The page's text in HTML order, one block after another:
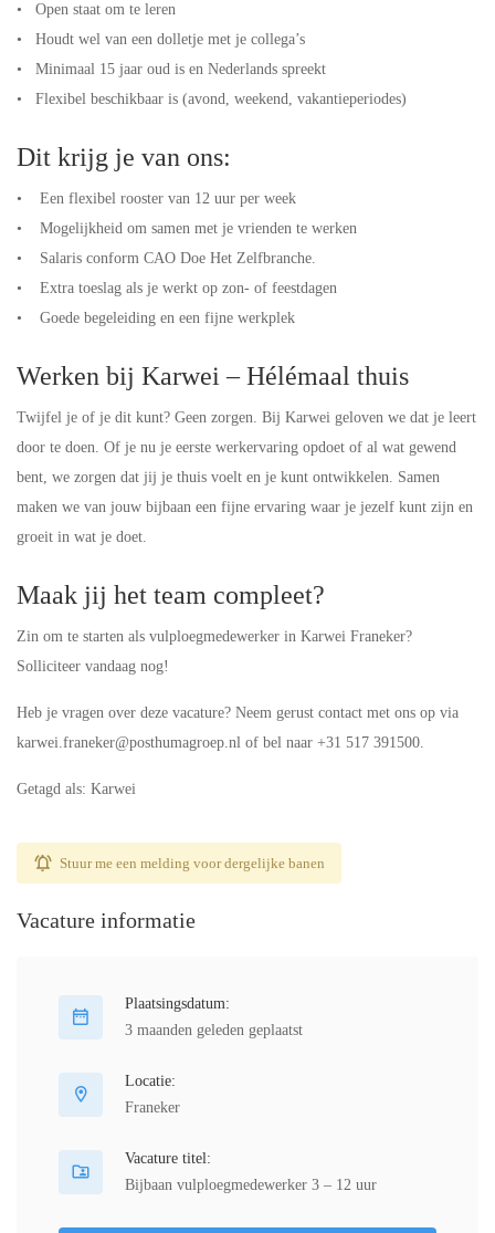
• Open staat om te leren
• Houdt wel van een dolletje met je collega’s
• Minimaal 15 jaar oud is en Nederlands spreekt
• Flexibel beschikbaar is (avond, weekend, vakantieperiodes)
Dit krijg je van ons:
• Een flexibel rooster van 12 uur per week
• Mogelijkheid om samen met je vrienden te werken
• Salaris conform CAO Doe Het Zelfbranche.
• Extra toeslag als je werkt op zon- of feestdagen
• Goede begeleiding en een fijne werkplek
Werken bij Karwei – Hélémaal thuis
Twijfel je of je dit kunt? Geen zorgen. Bij Karwei geloven we dat je leert
door te doen. Of je nu je eerste werkervaring opdoet of al wat gewend
bent, we zorgen dat jij je thuis voelt en je kunt ontwikkelen. Samen
maken we van jouw bijbaan een fijne ervaring waar je jezelf kunt zijn en
groeit in wat je doet.
Maak jij het team compleet?
Zin om te starten als vulploegmedewerker in Karwei Franeker?
Solliciteer vandaag nog!
Heb je vragen over deze vacature? Neem gerust contact met ons op via
karwei.franeker@posthumagroep.nl of bel naar +31 517 391500.
Getagd als: Karwei
Stuur me een melding voor dergelijke banen
Vacature informatie
Plaatsingsdatum:
3 maanden geleden geplaatst
Locatie:
Franeker
Vacature titel:
Bijbaan vulploegmedewerker 3 – 12 uur